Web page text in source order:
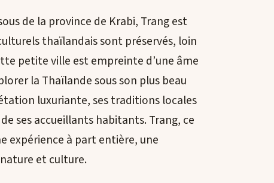
de la province de Krabi, Trang est
thaïlandais sont préservés, loin
petite ville est empreinte d’une âme
la Thaïlande sous son plus beau
luxuriante, ses traditions locales
ses accueillants habitants. Trang, ce
expérience à part entière, une
et culture.